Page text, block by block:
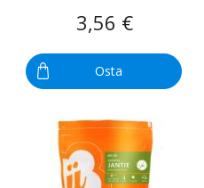
3,56 €
Osta